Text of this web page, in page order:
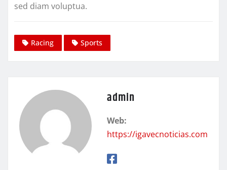
sed diam voluptua.
Racing Sports
admin
Web:
https://igavecnoticias.com